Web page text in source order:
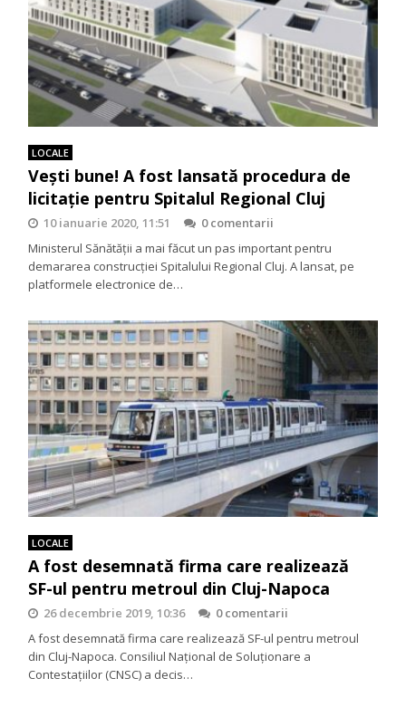
LOCALE
Vești bune! A fost lansată procedura de
licitație pentru Spitalul Regional Cluj
10 ianuarie 2020, 11:51
0 comentarii
Ministerul Sănătății a mai făcut un pas important pentru
demararea construcției Spitalului Regional Cluj. A lansat, pe
platformele electronice de…
LOCALE
A fost desemnată firma care realizează
SF-ul pentru metroul din Cluj-Napoca
26 decembrie 2019, 10:36
0 comentarii
A fost desemnată firma care realizează SF-ul pentru metroul
din Cluj-Napoca. Consiliul Național de Soluționare a
Contestațiilor (CNSC) a decis…